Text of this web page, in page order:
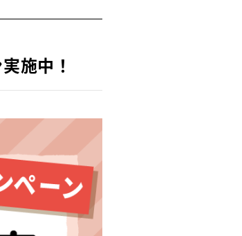
施中！